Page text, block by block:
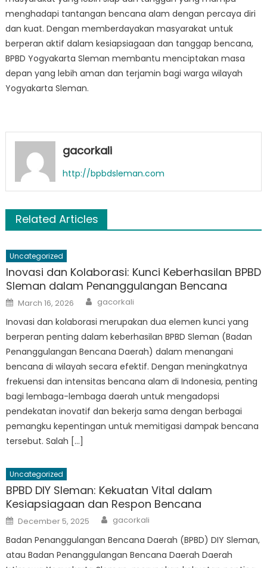
menghadapi tantangan bencana alam dengan percaya diri
dan kuat. Dengan memberdayakan masyarakat untuk
berperan aktif dalam kesiapsiagaan dan tanggap bencana,
BPBD Yogyakarta Sleman membantu menciptakan masa
depan yang lebih aman dan terjamin bagi warga wilayah
Yogyakarta Sleman.
gacorkali
http://bpbdsleman.com
Related Articles
Uncategorized
Inovasi dan Kolaborasi: Kunci Keberhasilan BPBD
Sleman dalam Penanggulangan Bencana
Posted
on
March 16, 2026 Author
gacorkali
Inovasi dan kolaborasi merupakan dua elemen kunci yang
berperan penting dalam keberhasilan BPBD Sleman (Badan
Penanggulangan Bencana Daerah) dalam menangani
bencana di wilayah secara efektif. Dengan meningkatnya
frekuensi dan intensitas bencana alam di Indonesia, penting
bagi lembaga-lembaga daerah untuk mengadopsi
pendekatan inovatif dan bekerja sama dengan berbagai
pemangku kepentingan untuk memitigasi dampak bencana
tersebut. Salah […]
Uncategorized
BPBD DIY Sleman: Kekuatan Vital dalam
Kesiapsiagaan dan Respon Bencana
Posted
on
December 5, 2025 Author
gacorkali
Badan Penanggulangan Bencana Daerah (BPBD) DIY Sleman,
atau Badan Penanggulangan Bencana Daerah Daerah